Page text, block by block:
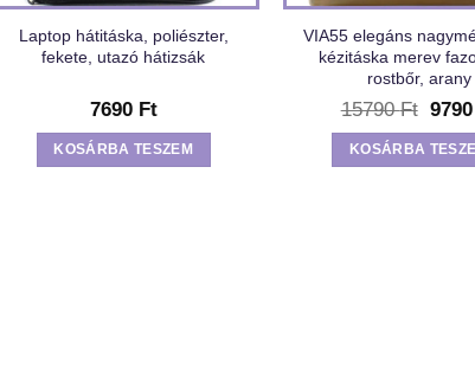
Laptop hátitáska, poliészter,
fekete, utazó hátizsák
7690 Ft
KOSÁRBA TESZEM
VIA55 elegáns
kézitáska merev
rostbőr, arany
15790Ft
price
was:
9790
KOSÁRBA